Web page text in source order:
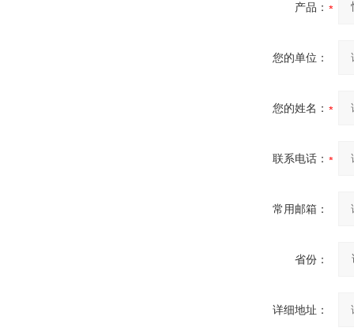
产品：
您的单位：
您的姓名：
联系电话：
常用邮箱：
省份：
详细地址：